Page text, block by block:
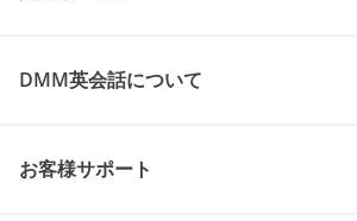
DMM英会話について
お客様サポート